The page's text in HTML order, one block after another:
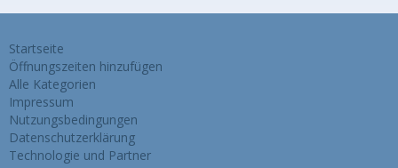
Startseite
Öffnungszeiten hinzufügen
Alle Kategorien
Impressum
Nutzungsbedingungen
Datenschutzerklärung
Technologie und Partner